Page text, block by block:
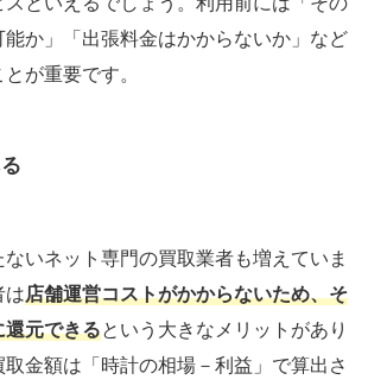
か」「出張料金はかからないか」など
が重要です。
いネット専門の買取業者も増えていま
は店舗運営コストがかからないため、そ
還元できるという大きなメリットがあり
金額は「時計の相場－利益」で算出さ